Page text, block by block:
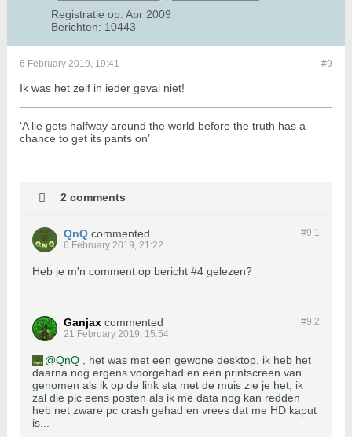
Registratie op: Apr 2009
Berichten: 10443
#9
6 February 2019, 19:41
Ik was het zelf in ieder geval niet!
‘A lie gets halfway around the world before the truth has a
chance to get its pants on’
2 comments
#9.1
QnQ commented
6 February 2019, 21:22
Heb je m'n comment op bericht #4 gelezen?
#9.2
Ganjax commented
21 February 2019, 15:54
QnQ , het was met een gewone desktop, ik heb het
daarna nog ergens voorgehad en een printscreen van
genomen als ik op de link sta met de muis zie je het, ik
zal die pic eens posten als ik me data nog kan redden
heb net zware pc crash gehad en vrees dat me HD kaput
is...